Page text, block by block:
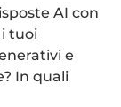
AI con
i tuoi
e
In quali